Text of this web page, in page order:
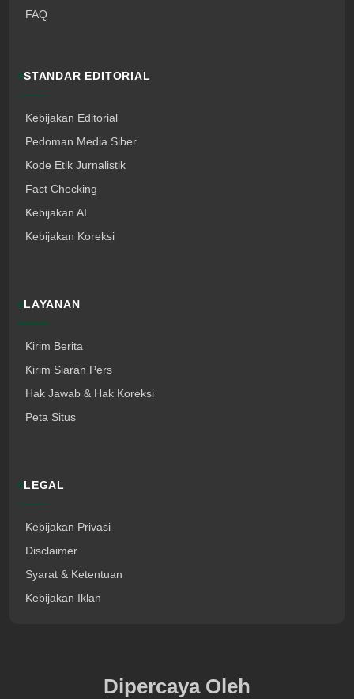
FAQ
STANDAR EDITORIAL
Kebijakan Editorial
Pedoman Media Siber
Kode Etik Jurnalistik
Fact Checking
Kebijakan AI
Kebijakan Koreksi
LAYANAN
Kirim Berita
Kirim Siaran Pers
Hak Jawab & Hak Koreksi
Peta Situs
LEGAL
Kebijakan Privasi
Disclaimer
Syarat & Ketentuan
Kebijakan Iklan
Dipercaya Oleh